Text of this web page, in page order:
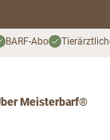
BARF-Abo
Meisterbarf®